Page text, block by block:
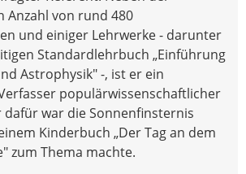
Anzahl von rund 480
und einiger Lehrwerke - darunter
Standardlehrbuch „Einführung
Astrophysik" -, ist er ein
populärwissenschaftlicher
dafür war die Sonnenfinsternis
Kinderbuch „Der Tag an dem
zum Thema machte.